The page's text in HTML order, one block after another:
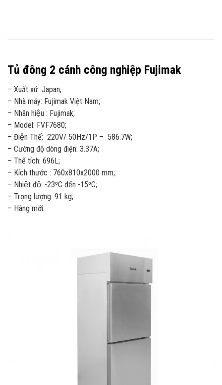
Tủ đông 2 cánh công nghiệp Fujimak
– Xuất xứ: Japan;
– Nhà máy: Fujimak Việt Nam;
– Nhãn hiệu : Fujimak;
– Model: FVF7680;
– Điện Thế: 220V/ 50Hz/1P – 586.7W;
– Cường độ dòng điện: 3.37A;
– Thể tích: 696L;
– Kích thước : 760x810x2000 mm;
– Nhiệt độ: -23ºC đến -15ºC;
– Trọng lượng: 91 kg;
– Hàng mới.